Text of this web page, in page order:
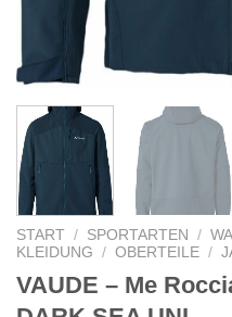
START / SPORTARTEN /
KLEIDUNG
/ OBERTEILE /
VAUDE – Me